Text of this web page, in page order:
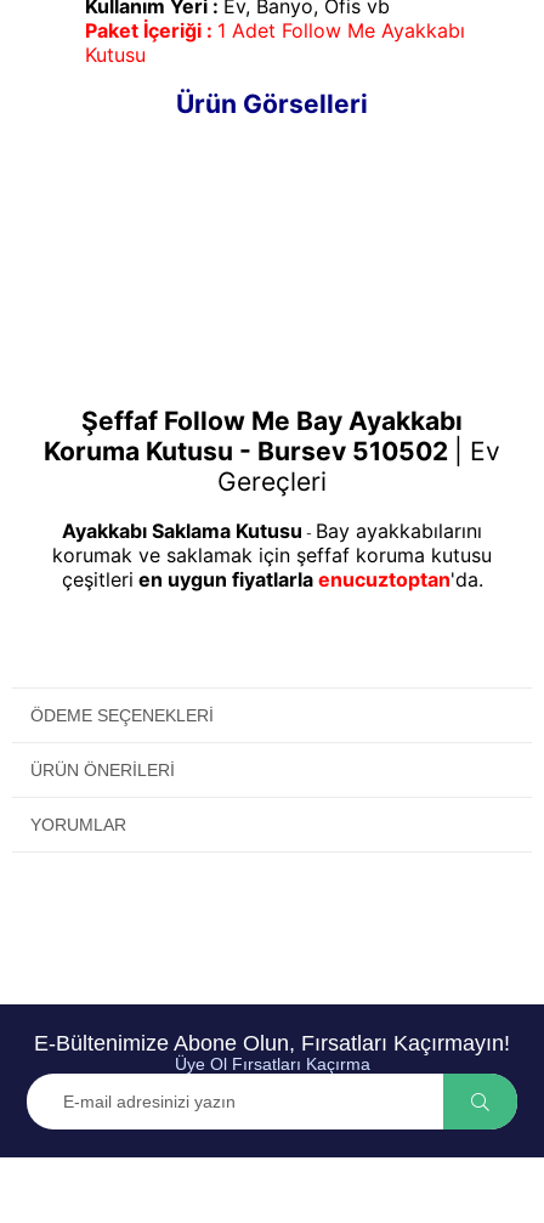
Kullanım Yeri : Ev, Banyo, Ofis vb
Paket İçeriği : 1 Adet Follow Me Ayakkabı
Kutusu
Ürün Görselleri
Şeffaf Follow Me Bay Ayakkabı
Koruma Kutusu - Bursev 510502
Ev
Gereçleri
Ayakkabı Saklama Kutusu - Bay ayakkabılarını
korumak ve saklamak için şeffaf koruma kutusu
çeşitleri en uygun fiyatlarla enucuztoptan'da.
ÖDEME SEÇENEKLERI
ÜRÜN ÖNERILERI
YORUMLAR
E-Bültenimize Abone Olun, Fırsatları Kaçırmayın!
Üye Ol Fırsatları Kaçırma